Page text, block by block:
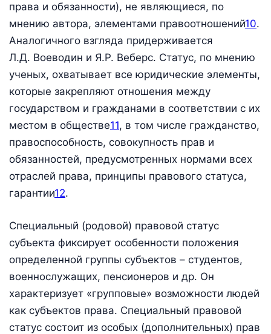
права и обязанности), не являющиеся, по
мнению автора, элементами правоотношений10.
Аналогичного взгляда придерживается
Л.Д. Воеводин и Я.Р. Веберс. Статус, по мнению
ученых, охватывает все юридические элементы,
которые закрепляют отношения между
государством и гражданами в соответствии с их
местом в обществе11, в том числе гражданство,
правоспособность, совокупность прав и
обязанностей, предусмотренных нормами всех
отраслей права, принципы правового статуса,
гарантии12.
Специальный (родовой) правовой статус
субъекта фиксирует особенности положения
определенной группы субъектов – студентов,
военнослужащих, пенсионеров и др. Он
характеризует «групповые» возможности людей
как субъектов права. Специальный правовой
статус состоит из особых (дополнительных) прав